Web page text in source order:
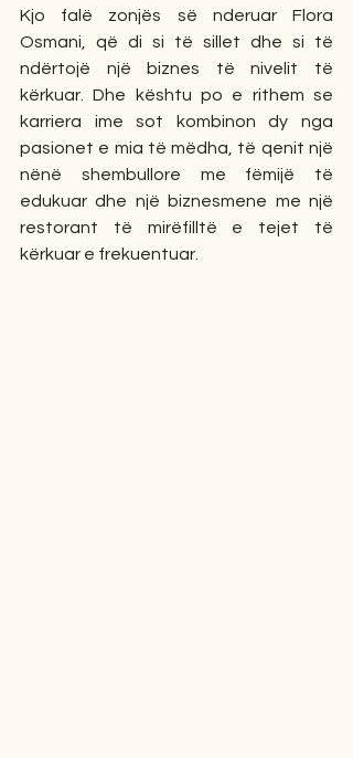
Kjo falë zonjës së nderuar Flora
Osmani, që di si të sillet dhe si të
ndërtojë një biznes të nivelit të
kërkuar. Dhe kështu po e rithem se
karriera ime sot kombinon dy nga
pasionet e mia të mëdha, të qenit një
nënë shembullore me fëmijë të
edukuar dhe një biznesmene me një
restorant të mirëfilltë e tejet të
kërkuar e frekuentuar.